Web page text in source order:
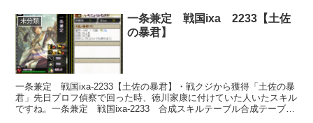
未分類
一条兼定 戦国ixa 2233【土佐
の暴君】
一条兼定 戦国ixa-2233【土佐の暴君】・戦クジから獲得「土佐の暴
君」先日プロフ偵察で回った時、徳川家康に付けていた人いたスキル
ですね。一条兼定 戦国ixa-2233 合成スキルテーブル合成テーブ